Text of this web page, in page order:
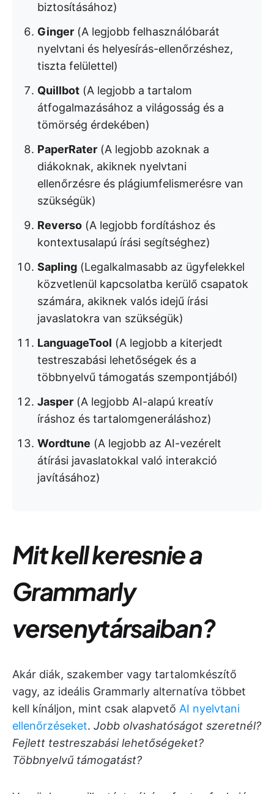
biztosításához)
Ginger (A legjobb felhasználóbarát
nyelvtani és helyesírás-ellenőrzéshez,
tiszta felülettel)
Quillbot (A legjobb a tartalom
átfogalmazásához a világosság és a
tömörség érdekében)
PaperRater (A legjobb azoknak a
diákoknak, akiknek nyelvtani
ellenőrzésre és plágiumfelismerésre van
szükségük)
Reverso (A legjobb fordításhoz és
kontextusalapú írási segítséghez)
Sapling (Legalkalmasabb az ügyfelekkel
közvetlenül kapcsolatba kerülő csapatok
számára, akiknek valós idejű írási
javaslatokra van szükségük)
LanguageTool (A legjobb a kiterjedt
testreszabási lehetőségek és a
többnyelvű támogatás szempontjából)
Jasper (A legjobb AI-alapú kreatív
íráshoz és tartalomgeneráláshoz)
Wordtune (A legjobb az AI-vezérelt
átírási javaslatokkal való interakció
javításához)
Mit kell keresnie a
Grammarly
versenytársaiban?
Akár diák, szakember vagy tartalomkészítő
vagy, az ideális Grammarly alternatíva többet
kell kínáljon, mint csak alapvető AI nyelvtani
ellenőrzéseket. Jobb olvashatóságot szeretnél?
Fejlett testreszabási lehetőségeket?
Többnyelvű támogatást?